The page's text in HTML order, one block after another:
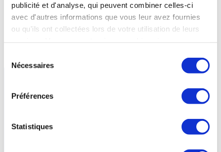
publicité et d'analyse, qui peuvent combiner celles-ci
avec d'autres informations que vous leur avez fournies
ou qu'ils ont collectées lors de votre utilisation de leurs
Nécessaires
Préférences
Statistiques
Etablissement thermal de la